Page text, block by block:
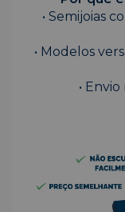
• Semijoias
• Modelos
•